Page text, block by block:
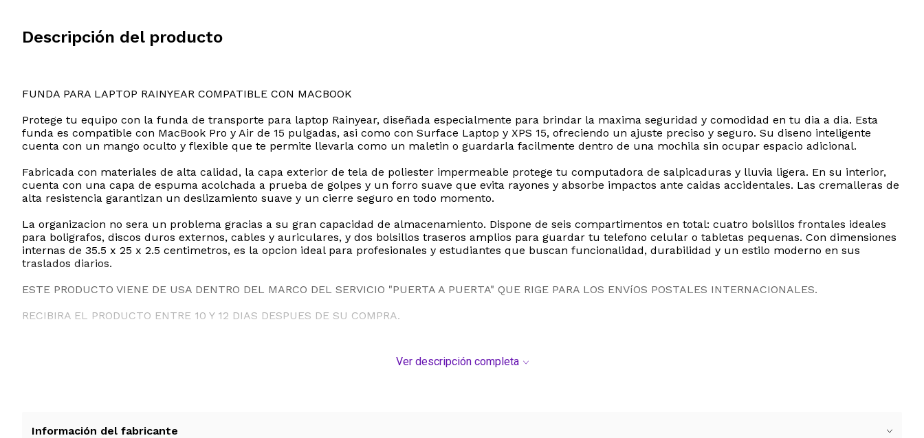
Descripción del producto
FUNDA PARA LAPTOP RAINYEAR COMPATIBLE CON MACBOOK
Protege tu equipo con la funda de transporte para laptop Rainyear, diseñada especialmente para brindar la maxima seguridad y comodidad en tu dia a dia. Esta
funda es compatible con MacBook Pro y Air de 15 pulgadas, asi como con Surface Laptop y XPS 15, ofreciendo un ajuste preciso y seguro. Su diseno inteligente
cuenta con un mango oculto y flexible que te permite llevarla como un maletin o guardarla facilmente dentro de una mochila sin ocupar espacio adicional.
Fabricada con materiales de alta calidad, la capa exterior de tela de poliester impermeable protege tu computadora de salpicaduras y lluvia ligera. En su interior,
cuenta con una capa de espuma acolchada a prueba de golpes y un forro suave que evita rayones y absorbe impactos ante caidas accidentales. Las cremalleras de
alta resistencia garantizan un deslizamiento suave y un cierre seguro en todo momento.
La organizacion no sera un problema gracias a su gran capacidad de almacenamiento. Dispone de seis compartimentos en total: cuatro bolsillos frontales ideales
para boligrafos, discos duros externos, cables y auriculares, y dos bolsillos traseros amplios para guardar tu telefono celular o tabletas pequenas. Con dimensiones
internas de 35.5 x 25 x 2.5 centimetros, es la opcion ideal para profesionales y estudiantes que buscan funcionalidad, durabilidad y un estilo moderno en sus
traslados diarios.
ESTE PRODUCTO VIENE DE USA DENTRO DEL MARCO DEL SERVICIO "PUERTA A PUERTA" QUE RIGE PARA LOS ENVíOS POSTALES INTERNACIONALES.
RECIBIRA EL PRODUCTO ENTRE 10 Y 12 DIAS DESPUES DE SU COMPRA.
Ver descripción completa
Información del fabricante